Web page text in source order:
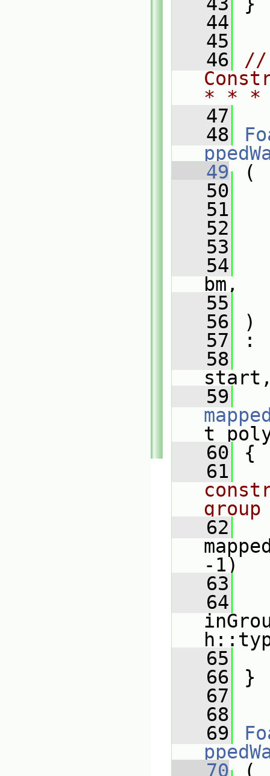
   44
   45
   46
//
* * *
   47
   48
   49
(
   50
   51
   52
   53
   54
bm,
   55
   56
)
   57
:
   58
start,
   59
t
   60
{
   61
   62
-1)
   63
   64
   65
   66
}
   67
   68
   69
   70
(